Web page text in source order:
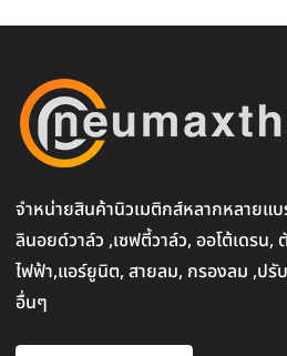
จำหน่ายสินค้านิวเมติกส์หลากหลายแ
ลินอยด์วาล์ว ,เซฟตี้วาล์ว, ออโต้เดรน,
ไฟฟ้า,แอร์ยูนิต, สายลม, กรองลม ,ปรั
อื่นๆ